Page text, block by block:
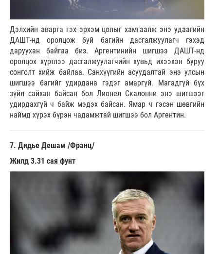
Дэлхийн аварга гэх эрхэм цолыг хамгаалж энэ удаагийн
ДАШТ-нд оролцож буй багийн дасгалжуулагч гэхэд
даруухан байгаа биз. Аргентинийн шигшээ ДАШТ-нд
оролцох хүртлээ дасгалжуулагчийн хувьд ихээхэн буруу
сонголт хийж байлаа. Санхүүгийн асуудалтай энэ улсын
шигшээ багийг удирдана гэдэг амаргүй. Магадгүй бүх
зүйл сайхан байсан бол Лионел Скалонни энэ шигшээг
удирдахгүй ч байж мэдэх байсан. Ямар ч гэсэн шөвгийн
наймд хүрэх бүрэн чадамжтай шигшээ бол Аргентин.
7. Дидье Дешам /Франц/
Жилд 3.31 сая фунт